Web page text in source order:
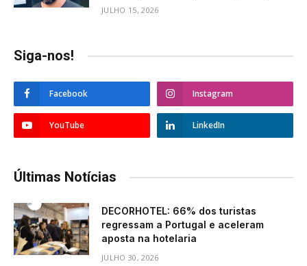
JULHO 15, 2026
Siga-nos!
Facebook Instagram
YouTube LinkedIn
Últimas Notícias
DECORHOTEL: 66% dos turistas
regressam a Portugal e aceleram
aposta na hotelaria
JULHO 30, 2026